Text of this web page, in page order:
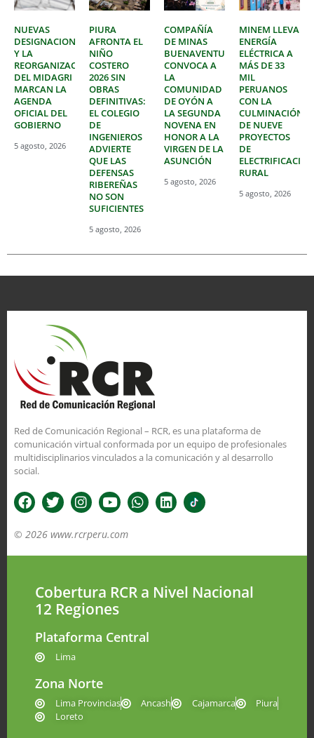
NUEVAS
DESIGNACIONES
Y LA
REORGANIZACIÓN
DEL MIDAGRI
MARCAN LA
AGENDA
OFICIAL DEL
GOBIERNO
5 agosto, 2026
PIURA
AFRONTA EL
NIÑO
COSTERO
2026 SIN
OBRAS
DEFINITIVAS:
EL COLEGIO
DE
INGENIEROS
ADVIERTE
QUE LAS
DEFENSAS
RIBEREÑAS
NO SON
SUFICIENTES
5 agosto, 2026
COMPAÑÍA
DE MINAS
BUENAVENTURA
CONVOCA A
LA
COMUNIDAD
DE OYÓN A
LA SEGUNDA
NOVENA EN
HONOR A LA
VIRGEN DE LA
ASUNCIÓN
5 agosto, 2026
MINEM LLEVA
ENERGÍA
ELÉCTRICA A
MÁS DE 33
MIL
PERUANOS
CON LA
CULMINACIÓN
DE NUEVE
PROYECTOS
DE
ELECTRIFICACIÓN
RURAL
5 agosto, 2026
Red de Comunicación Regional – RCR, es una plataforma de
comunicación virtual conformada por un equipo de profesionales
multidisciplinarios vinculados a la comunicación y al desarrollo
social.
© 2026 www.rcrperu.com
Cobertura RCR a Nivel Nacional
12 Regiones
Plataforma Central
Lima
Zona Norte
Lima Provincias Ancash Cajamarca
Piura
Loreto